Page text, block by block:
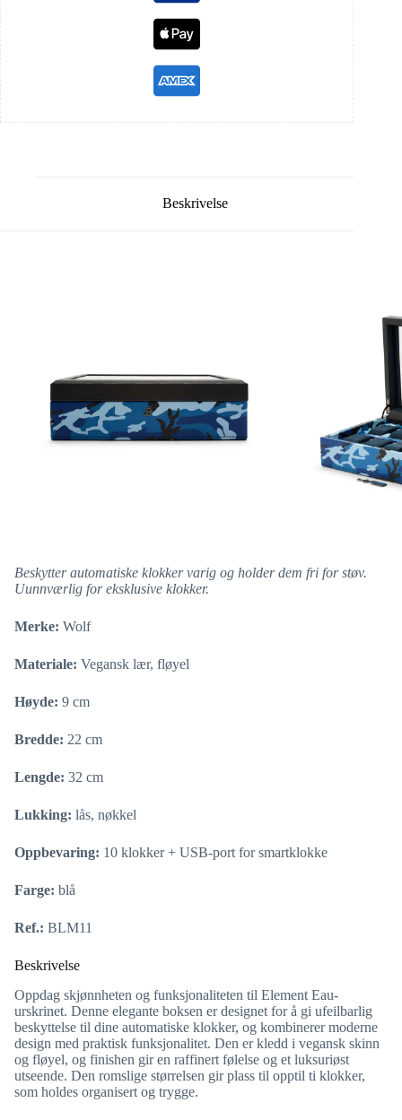
Beskrivelse
Beskytter automatiske klokker varig og holder dem fri for støv.
Uunnværlig for eksklusive klokker.
Merke: Wolf
Materiale: Vegansk lær, fløyel
Høyde: 9 cm
Bredde: 22 cm
Lengde: 32 cm
Lukking: lås, nøkkel
Oppbevaring: 10 klokker + USB-port for smartklokke
Farge: blå
Ref.: BLM11
Beskrivelse
Oppdag skjønnheten og funksjonaliteten til Element Eau-
urskrinet. Denne elegante boksen er designet for å gi ufeilbarlig
beskyttelse til dine automatiske klokker, og kombinerer moderne
design med praktisk funksjonalitet. Den er kledd i vegansk skinn
og fløyel, og finishen gir en raffinert følelse og et luksuriøst
utseende. Den romslige størrelsen gir plass til opptil ti klokker,
som holdes organisert og trygge.